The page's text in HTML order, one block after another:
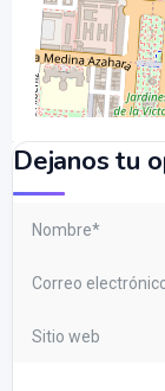
Dejanos tu